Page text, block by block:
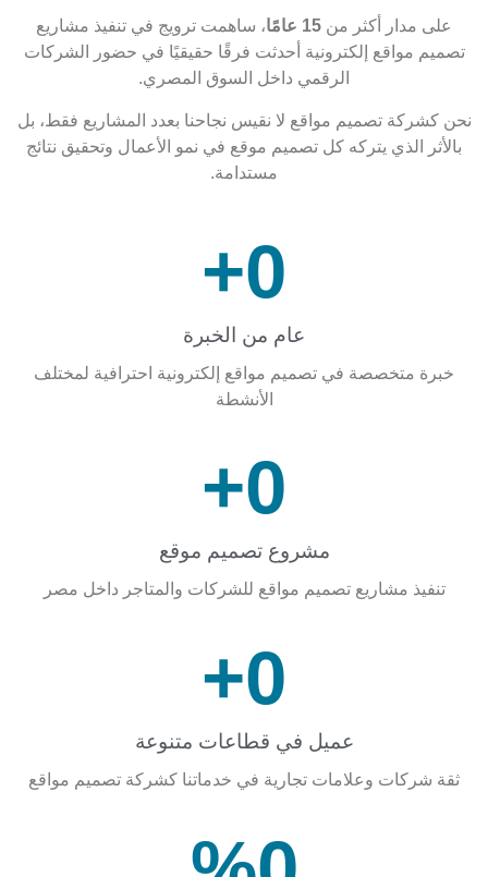
أكثر من15 عامًا
، ساهمت ترويج في تنفيذ مشاريع
إلكترونية أحدثت فرقًا حقيقيًا في حضور الشركات
الرقمي داخل السوق المصري.
تصميم مواقع لا نقيس نجاحنا بعدد المشاريع فقط، بل
يتركه كل تصميم موقع في نمو الأعمال وتحقيق نتائج
عام من الخبرة
في تصميم مواقع إلكترونية احترافية لمختلف
مشروع تصميم موقع
مشاريع تصميم مواقع للشركات والمتاجر داخل مصر
عميل في قطاعات متنوعة
وعلامات تجارية في خدماتنا كشركة تصميم مواقع